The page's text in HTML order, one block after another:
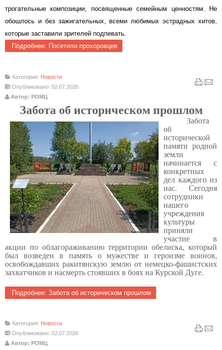
трогательные композиции, посвященные семейным ценностям. Не
обошлось и без зажигательных, всеми любимых эстрадных хитов,
которые заставили зрителей подпевать.
Подробнее: Посетили прохоровцев
Категория: Новости
Опубликовано: 02.07.2026
Автор: РОМЦ
Забота об историческом прошлом
Забота
об
исторической
памяти родной
земли
начинается с
конкретных
дел каждого из
нас. Сегодня
сотрудники
нашего
учреждения
культуры
приняли
участие в
акции по облагораживанию территории обелиска, который
был возведен в память о мужестве и героизме воинов,
освобождавших ракитянскую землю от немецко-фашистских
захватчиков и насмерть стоявших в боях на Курской Дуге.
Подробнее: Забота об историческом прошлом
Категория: Новости
Опубликовано: 02.07.2026
Автор: РОМЦ